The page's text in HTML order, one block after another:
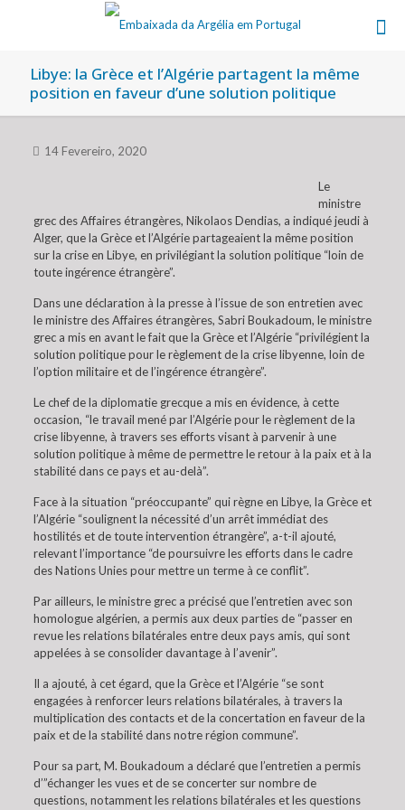
Libye: la Grèce et l’Algérie partagent la même
position en faveur d’une solution politique
14 Fevereiro, 2020
Le
ministre
grec des Affaires étrangères, Nikolaos Dendias, a indiqué jeudi à
Alger, que la Grèce et l’Algérie partageaient la même position
sur la crise en Libye, en privilégiant la solution politique “loin de
toute ingérence étrangère”.
Dans une déclaration à la presse à l’issue de son entretien avec
le ministre des Affaires étrangères, Sabri Boukadoum, le ministre
grec a mis en avant le fait que la Grèce et l’Algérie “privilégient la
solution politique pour le règlement de la crise libyenne, loin de
l’option militaire et de l’ingérence étrangère”.
Le chef de la diplomatie grecque a mis en évidence, à cette
occasion, “le travail mené par l’Algérie pour le règlement de la
crise libyenne, à travers ses efforts visant à parvenir à une
solution politique à même de permettre le retour à la paix et à la
stabilité dans ce pays et au-delà”.
Face à la situation “préoccupante” qui règne en Libye, la Grèce et
l’Algérie “soulignent la nécessité d’un arrêt immédiat des
hostilités et de toute intervention étrangère”, a-t-il ajouté,
relevant l’importance “de poursuivre les efforts dans le cadre
des Nations Unies pour mettre un terme à ce conflit”.
Par ailleurs, le ministre grec a précisé que l’entretien avec son
homologue algérien, a permis aux deux parties de “passer en
revue les relations bilatérales entre deux pays amis, qui sont
appelées à se consolider davantage à l’avenir”.
Il a ajouté, à cet égard, que la Grèce et l’Algérie “se sont
engagées à renforcer leurs relations bilatérales, à travers la
multiplication des contacts et de la concertation en faveur de la
paix et de la stabilité dans notre région commune”.
Pour sa part, M. Boukadoum a déclaré que l’entretien a permis
d’”échanger les vues et de se concerter sur nombre de
questions, notamment les relations bilatérales et les questions